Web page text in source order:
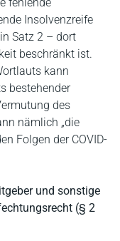
Insolvenzreife
Satz 2 – dort
beschränkt ist.
kann
bestehender
des
nämlich „die
Folgen der COVID-
und sonstige
(§ 2